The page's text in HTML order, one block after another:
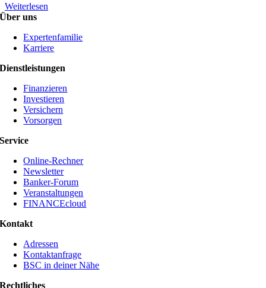
Weiterlesen
Über uns
Expertenfamilie
Karriere
Dienstleistungen
Finanzieren
Investieren
Versichern
Vorsorgen
Service
Online-Rechner
Newsletter
Banker-Forum
Veranstaltungen
FINANCEcloud
Kontakt
Adressen
Kontaktanfrage
BSC in deiner Nähe
Rechtliches